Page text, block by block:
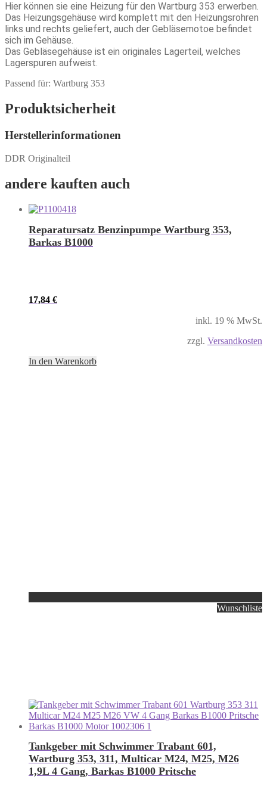
Hier können sie eine Heizung für den Wartburg 353 erwerben.
Das Heizungsgehäuse wird komplett mit den Heizungsrohren
links und rechts geliefert, auch der Gebläsemotoe befindet
sich im Gehäuse.
Das Gebläsegehäuse ist ein originales Lagerteil, welches
Lagerspuren aufweist.
Passend für: Wartburg 353
Produktsicherheit
Herstellerinformationen
DDR Originalteil
andere kauften auch
Reparatursatz Benzinpumpe Wartburg 353,
Barkas B1000
17,84 €
inkl. 19 % MwSt.
zzgl. Versandkosten
In den Warenkorb
Wunschliste
Tankgeber mit Schwimmer Trabant 601,
Wartburg 353, 311, Multicar M24, M25, M26
1,9L 4 Gang, Barkas B1000 Pritsche